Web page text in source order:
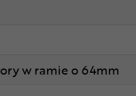
w ramie o 64mm